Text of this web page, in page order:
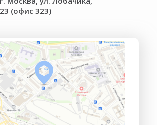
23 (офис 323)